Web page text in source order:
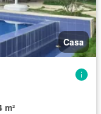
Casa
m²